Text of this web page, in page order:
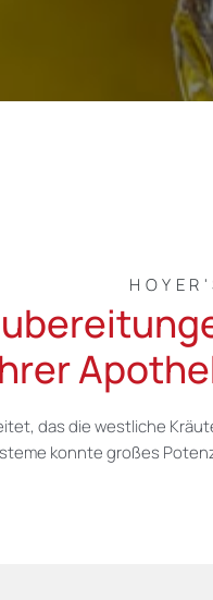
das die westliche
konnte großes